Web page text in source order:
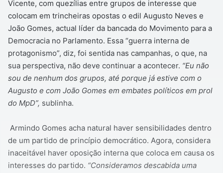
Vicente, com quezílias entre grupos de interesse que
colocam em trincheiras opostas o edil Augusto Neves e
João Gomes, actual líder da bancada do Movimento para a
Democracia no Parlamento. Essa “guerra interna de
protagonismo”, diz, foi sentida nas campanhas, o que, na
sua perspectiva, não deve continuar a acontecer. “Eu não
sou de nenhum dos grupos, até porque já estive com o
Augusto e com João Gomes em embates políticos em prol
do MpD”, sublinha.
Armindo Gomes acha natural haver sensibilidades dentro
de um partido de princípio democrático. Agora, considera
inaceitável haver oposição interna que coloca em causa os
interesses do partido. “Consideramos descabida uma